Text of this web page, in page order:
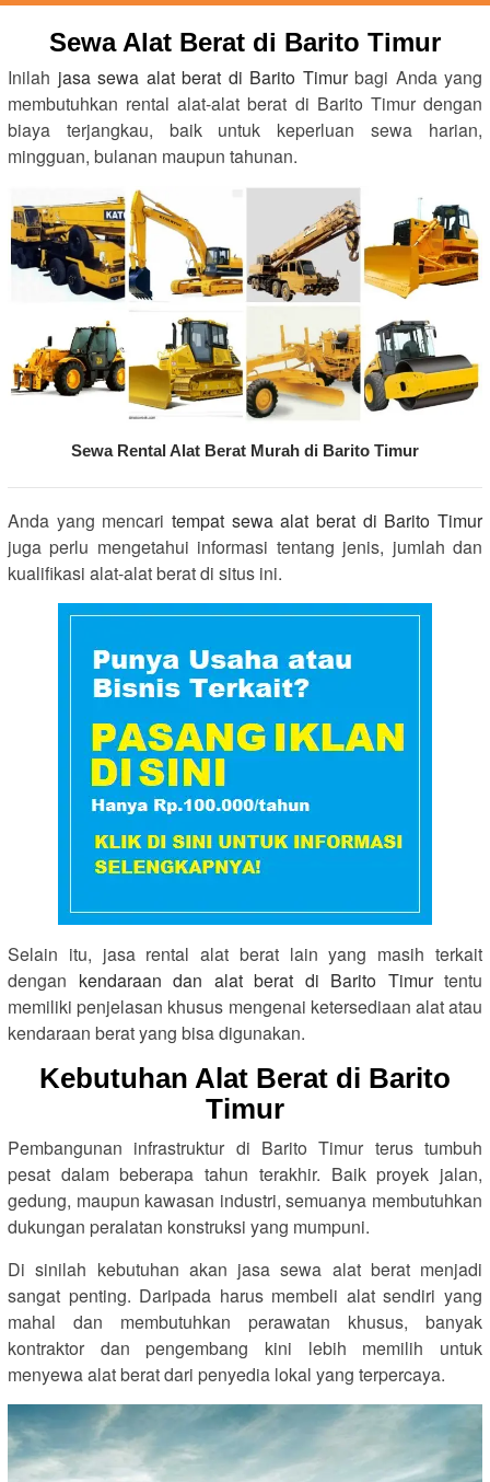
Sewa Alat Berat di Barito Timur
Inilah jasa sewa alat berat di Barito Timurbagi Anda yang
membutuhkan rental alat-alat berat di Barito Timur dengan
biaya terjangkau, baik untuk keperluan sewa harian,
mingguan, bulanan maupun tahunan.
Sewa Rental Alat Berat Murah di Barito Timur
Anda yang mencari tempat sewa alat berat di Barito Timur
juga perlu mengetahui informasi tentang jenis, jumlah dan
kualifikasi alat-alat berat di situs ini.
Selain itu, jasa rental alat berat lain yang masih terkait
dengan kendaraan dan alat berat di Barito Timurtentu
memiliki penjelasan khusus mengenai ketersediaan alat atau
kendaraan berat yang bisa digunakan.
Kebutuhan Alat Berat di Barito
Timur
Pembangunan infrastruktur di Barito Timur terus tumbuh
pesat dalam beberapa tahun terakhir. Baik proyek jalan,
gedung, maupun kawasan industri, semuanya membutuhkan
dukungan peralatan konstruksi yang mumpuni.
Di sinilah kebutuhan akan jasa sewa alat berat menjadi
sangat penting. Daripada harus membeli alat sendiri yang
mahal dan membutuhkan perawatan khusus, banyak
kontraktor dan pengembang kini lebih memilih untuk
menyewa alat berat dari penyedia lokal yang terpercaya.